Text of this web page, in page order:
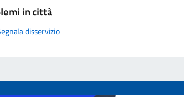
in città
disservizio